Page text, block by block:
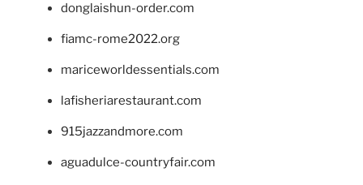
donglaishun-order.com
fiamc-rome2022.org
mariceworldessentials.com
lafisheriarestaurant.com
915jazzandmore.com
aguadulce-countryfair.com